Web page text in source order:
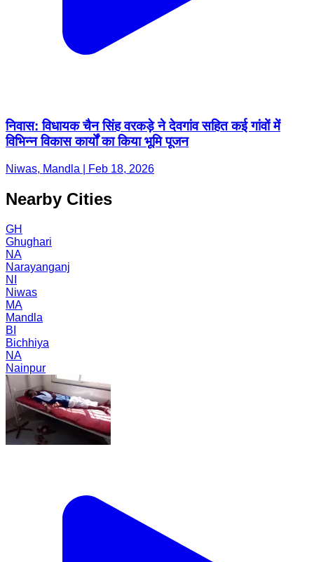
निवास: विधायक चैन सिंह वरकड़े ने देवगांव सहित कई गांवों में
विभिन्न विकास कार्यों का किया भूमि पूजन
Niwas, Mandla | Feb 18, 2026
Nearby Cities
GH
Ghughari
NA
Narayanganj
NI
Niwas
MA
Mandla
BI
Bichhiya
NA
Nainpur